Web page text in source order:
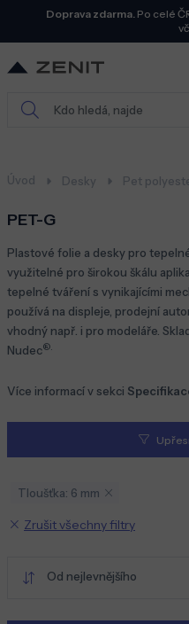
Doprava zdarma.Po celé
Úvod Desky Pet
PET-G
Plastové folie a desky pro
využitelné pro širokou škálu
tepelné tváření s vynikajícími
používá na displeje, prodejní
vhodný např. i pro modeláře.
Nudec®.
Více informací v sekci
Tloušťka: 6 mm
Zrušit všechny filtry
Od nejlevnějšího